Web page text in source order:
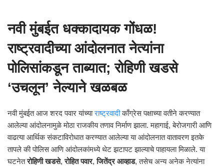
नवी मुंबईत धक्कादायक गोंधळ!
राष्ट्रवादीच्या आंदोलनात नेत्यांना
पोलिसांकडून ताब्यात; रोहिणी खडसे
‘उचलून’ नेल्याने खळबळ
नवी मुंबईत आज शरद पवार यांच्याराष्ट्रवादीकाँग्रेस पक्षाच्या वतीने करण्यात
आलेल्या आंदोलनामुळे मोठा राजकीय तणाव निर्माण झाला. महागाई, बेरोजगारी आणि
वाढत्या आर्थिक संकटाविरोधात करण्यात आलेल्या या आंदोलनात वातावरण इतके
तापले की पोलिस आणि आंदोलकांमध्ये थेट झटापट झाल्याचे पाहायला मिळाले. या
घटनेतरोहिणी खडसे,रोहित पवार,जितेंद्र आव्हाड, तसेच अन्य अनेक नेत्यांना